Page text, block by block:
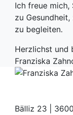
Ich freue mich,
zu
zu begleiten.
Herzlichst und
Franziska
Bälliz 23 |